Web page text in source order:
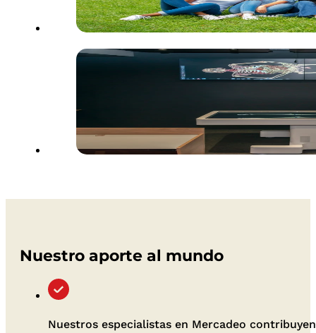
Nuestro aporte al mundo
Nuestros especialistas en Mercadeo